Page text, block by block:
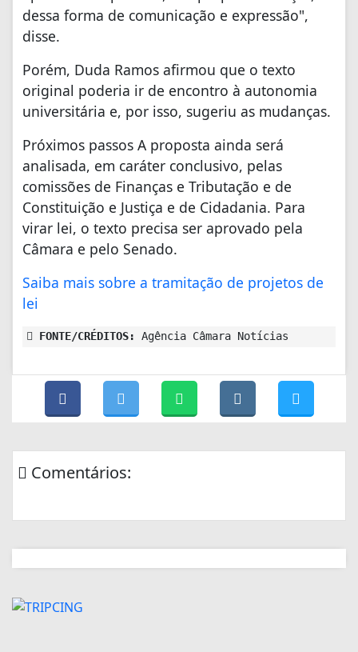
dessa forma de comunicação e expressão",
disse.
Porém, Duda Ramos afirmou que o texto
original poderia ir de encontro à autonomia
universitária e, por isso, sugeriu as mudanças.
Próximos passos A proposta ainda será
analisada, em caráter conclusivo, pelas
comissões de Finanças e Tributação e de
Constituição e Justiça e de Cidadania. Para
virar lei, o texto precisa ser aprovado pela
Câmara e pelo Senado.
Saiba mais sobre a tramitação de projetos de
lei
FONTE/CRÉDITOS: Agência Câmara Notícias
Comentários: